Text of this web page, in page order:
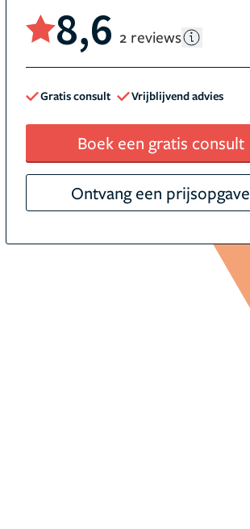
8,6 2 reviews
Gratis consult Vrijblijvend advies
Boek een gratis consult
Ontvang een prijsopgave